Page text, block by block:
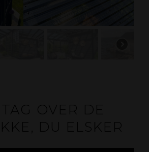
OVER DE
DU ELSKER